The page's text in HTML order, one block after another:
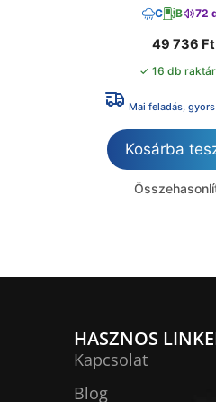
C B 72
49 736 Ft
✓ 16 db
Mai feladás,
Kosárba
HASZNOS
Kapcsolat
Blog